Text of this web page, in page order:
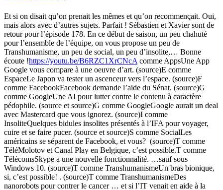
Et si on disait qu’on prenait les mêmes et qu’on recommençait. Oui,
mais alors avec d’autres sujets. Parfait ! Sébastien et Xavier sont de
retour pour l’épisode 178. En ce début de saison, un peu chahuté
pour l’ensemble de l’équipe, on vous propose un peu de
Transhumanisme, un peu de social, un peu d’insolite,… Bonne
écoute !https://youtu.be/B6RZC1XrCNcA comme AppsUne App
Google vous compare à une oeuvre d’art. (source)E comme
EspaceLe Japon va tester un ascenceur vers l’espace. (source)F
comme FacebookFacebook demande l’aide du Sénat. (source)G
comme GoogleUne AI pour lutter contre le contenu à caractère
pédophile. (source et source)G comme GoogleGoogle aurait un deal
avec Mastercard que vous ignorez. (source)I comme
InsoliteQuelques bidules insolites présentés à l’IFA pour voyager,
cuire et se faire pucer. (source et source)S comme SocialLes
américains se séparent de Facebook, et vous? (source)T comme
TéléMolotov et Canal Play en Belgique, c’est possible.T comme
TélécomsSkype a une nouvelle fonctionnalité. …sauf sous
Windows 10. (source)T comme TranshumanismeUn bras bionique,
si, c’est possible! . (source)T comme TranshumanismeDes
nanorobots pour contrer le cancer … et si l’IT venait en aide à la